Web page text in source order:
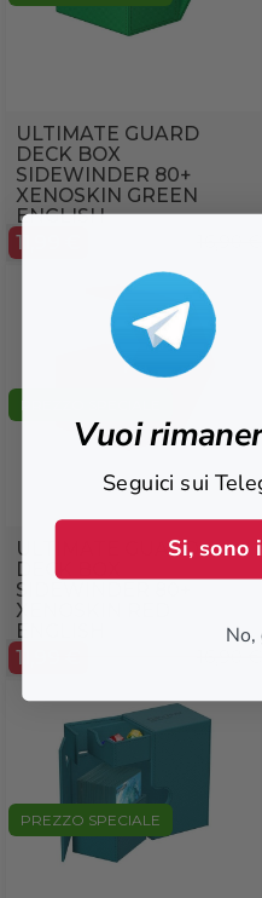
ULTIMATE GUARD
DECK BOX
SIDEWINDER 80+
XENOSKIN GREEN
ENGLISH
11,99 €
PREZZO SPECIALE
ULTIMATE GUARD
DECK BOX
SIDEWINDER 80+
XENOSKIN RED
ENGLISH
11,99 €
PREZZO SPECIALE
Vuoi
Seguici sui
Si, sono
No,